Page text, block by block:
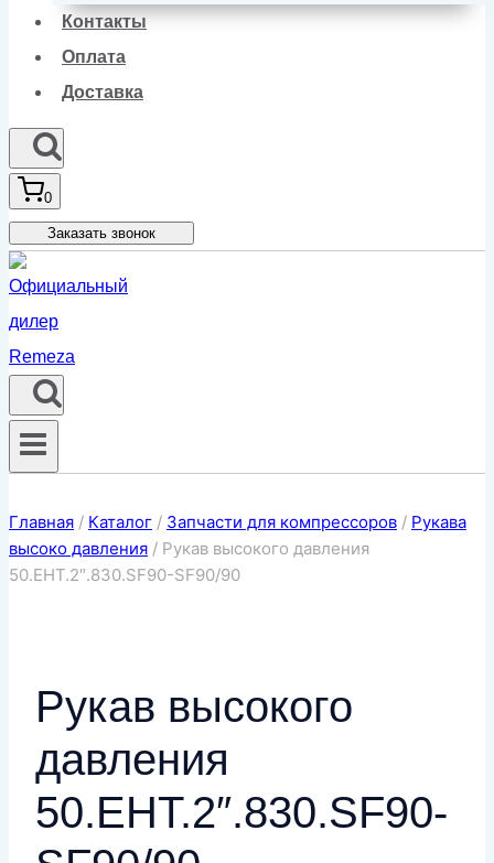
Контакты
Оплата
Доставка
0
Заказать звонок
Главная / Каталог / Запчасти для компрессоров / Рукава
высоко давления / Рукав высокого давления
50.EHT.2″.830.SF90-SF90/90
Рукав высокого
давления
50.EHT.2″.830.SF90-